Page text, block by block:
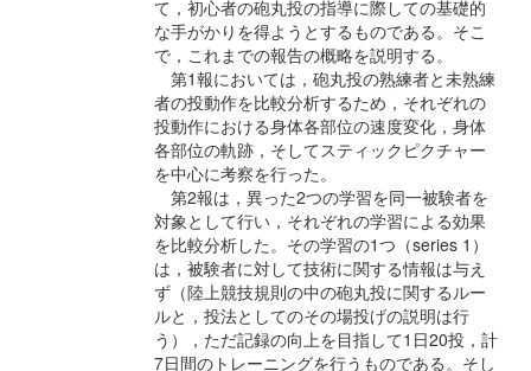
て，初心者の砲丸投の指導に際しての基礎的
な手がかりを得ようとするものである。そこ
で，これまでの報告の概略を説明する。
第1報においては，砲丸投の熟練者と未熟練
者の投動作を比較分析するため，それぞれの
投動作における身体各部位の速度変化，身体
各部位の軌跡，そしてスティックピクチャー
を中心に考察を行った。
第2報は，異った2つの学習を同一被験者を
対象として行い，それぞれの学習による効果
を比較分析した。その学習の1つ（series 1）
は，被験者に対して技術に関する情報は与え
ず（陸上競技規則の中の砲丸投に関するルー
ルと，投法としてのその場投げの説明は行
う），ただ記録の向上を目指して1日20投，計
7日間のトレーニングを行うものである。そし